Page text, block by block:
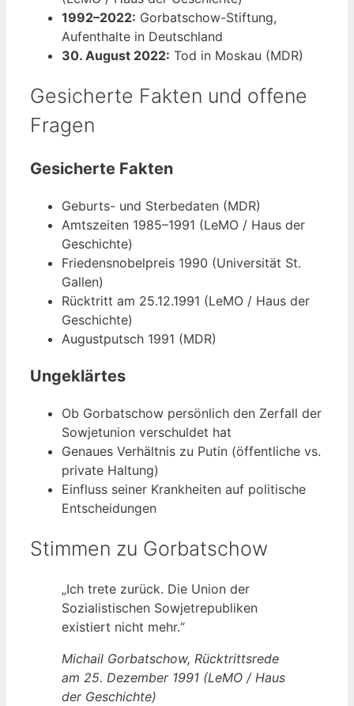
1992–2022: Gorbatschow-Stiftung,
Aufenthalte in Deutschland
30. August 2022: Tod in Moskau (MDR)
Gesicherte Fakten und offene
Fragen
Gesicherte Fakten
Geburts- und Sterbedaten (MDR)
Amtszeiten 1985–1991 (LeMO / Haus der
Geschichte)
Friedensnobelpreis 1990 (Universität St.
Gallen)
Rücktritt am 25.12.1991 (LeMO / Haus der
Geschichte)
Augustputsch 1991 (MDR)
Ungeklärtes
Ob Gorbatschow persönlich den Zerfall der
Sowjetunion verschuldet hat
Genaues Verhältnis zu Putin (öffentliche vs.
private Haltung)
Einfluss seiner Krankheiten auf politische
Entscheidungen
Stimmen zu Gorbatschow
„Ich trete zurück. Die Union der
Sozialistischen Sowjetrepubliken
existiert nicht mehr.“
Michail Gorbatschow, Rücktrittsrede
am 25. Dezember 1991 (LeMO / Haus
der Geschichte)